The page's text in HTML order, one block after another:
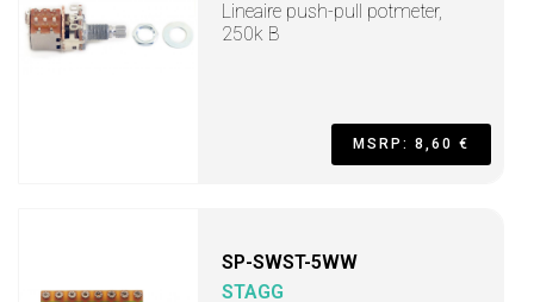
Lineaire push-pull potmeter,
250k B
MSRP: 8,60 €
SP-SWST-5WW
STAGG